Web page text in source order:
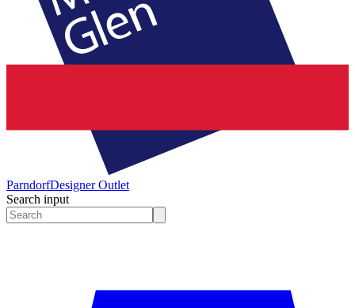
ParndorfDesigner Outlet
Search input